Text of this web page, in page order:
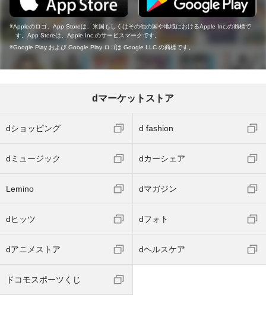
Appleのロゴ、App Storeは、米国もしくはその他の国や地域におけるApple Inc.の商標で
す。App Storeは、Apple Inc.のサービスマークです。
Google Play および Google Play ロゴは Google LLC の商標です。
dマーケットストア
dショッピング d fashion
dミュージック dカーシェア
Lemino dマガジン
dヒッツ dフォト
dアニメストア dヘルスケア
ドコモスポーツくじ